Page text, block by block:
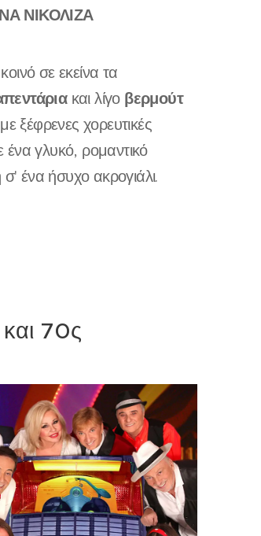
ΝΙΚΟΛΙΖΑ
σε εκείνα τα
και λίγο βερμούτ
ξέφρενες χορευτικές
ένα γλυκό, ρομαντικό
ένα ήσυχο ακρογιάλι.
70ς